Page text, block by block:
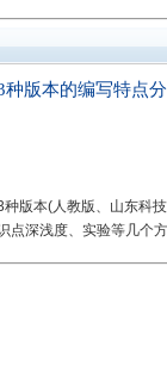
版本的编写特点分
版本(人教版、山东科
点深浅度、实验等几个